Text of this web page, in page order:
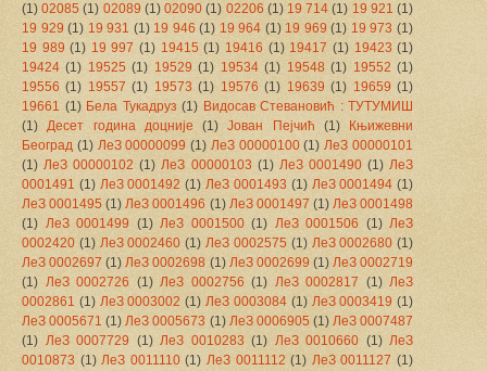
(1) 02085 (1) 02089 (1) 02090 (1) 02206 (1) 19 714 (1) 19 921 (1)
19 929 (1) 19 931 (1) 19 946 (1) 19 964 (1) 19 969 (1) 19 973 (1)
19 989 (1) 19 997 (1) 19415 (1) 19416 (1) 19417 (1) 19423 (1)
19424 (1) 19525 (1) 19529 (1) 19534 (1) 19548 (1) 19552 (1)
19556 (1) 19557 (1) 19573 (1) 19576 (1) 19639 (1) 19659 (1)
19661
(1) Бела Тукадруз (1) Видосав Стевановић : ТУТУМИШ
(1)
Десет година доцније (1) Јован Пејчић (1)
Књижевни
Београд (1) ЛеЗ 00000099 (1) ЛеЗ 00000100 (1) ЛеЗ 00000101
(1) ЛеЗ 00000102 (1) ЛеЗ 00000103 (1) ЛеЗ 0001490 (1) ЛеЗ
0001491
(1) ЛеЗ 0001492 (1) ЛеЗ 0001493 (1) ЛеЗ 0001494 (1)
ЛеЗ 0001495 (1) ЛеЗ 0001496 (1) ЛеЗ 0001497 (1) ЛеЗ 0001498
(1)
ЛеЗ 0001499 (1) ЛеЗ 0001500 (1) ЛеЗ 0001506 (1)
ЛеЗ
0002420 (1) ЛеЗ 0002460 (1) ЛеЗ 0002575 (1) ЛеЗ 0002680 (1)
ЛеЗ 0002697 (1) ЛеЗ 0002698 (1) ЛеЗ 0002699 (1) ЛеЗ 0002719
(1)
ЛеЗ 0002726 (1) ЛеЗ 0002756 (1) ЛеЗ 0002817 (1)
ЛеЗ
0002861
(1) ЛеЗ 0003002 (1) ЛеЗ 0003084 (1) ЛеЗ 0003419 (1)
ЛеЗ 0005671
(1) ЛеЗ 0005673 (1) ЛеЗ 0006905 (1) ЛеЗ 0007487
(1)
ЛеЗ 0007729 (1) ЛеЗ 0010283 (1) ЛеЗ 0010660 (1)
ЛеЗ
0010873 (1) ЛеЗ 0011110 (1) ЛеЗ 0011112 (1) ЛеЗ 0011127 (1)